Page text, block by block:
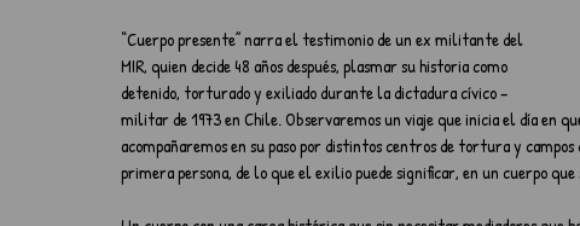
“Cuerpo presente” narra el testimonio de un ex militante del
MIR, quien decide 48 años después, plasmar su historia como
detenido, torturado y exiliado durante la dictadura cívico –
militar de 1973 en Chile. Observaremos un viaje que inicia el día en
acompañaremos en su paso por distintos centros de tortura y
primera persona, de lo que el exilio puede significar, en un cuerpo